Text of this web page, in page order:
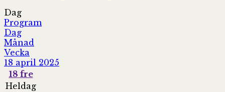
Dag
Program
Dag
Månad
Vecka
18 april 2025
18 fre
Heldag